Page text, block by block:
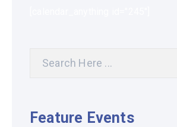
Feature Events